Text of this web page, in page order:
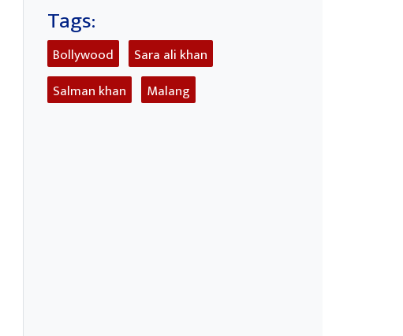
Tags:
Bollywood
Sara ali khan
Salman khan
Malang